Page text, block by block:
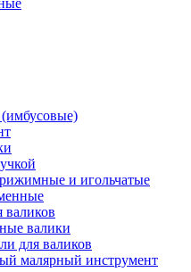
и игольчатые
валиков
валики
для валиков
малярный инструмент